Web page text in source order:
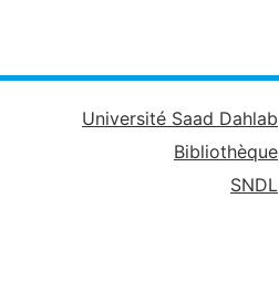
Université Saad Dahlab
Bibliothèque
SNDL